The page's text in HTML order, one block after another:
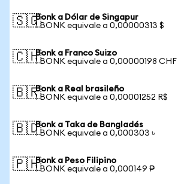
🇸🇬Bonk a Dólar de Singapur
1 BONK equivale a 0,00000313 $
🇨🇭Bonk a Franco Suizo
1 BONK equivale a 0,00000198 CHF
🇧🇷Bonk a Real brasileño
1 BONK equivale a 0,00001252 R$
🇧🇩Bonk a Taka de Bangladés
1 BONK equivale a 0,000303 ৳
🇵🇭Bonk a Peso Filipino
1 BONK equivale a 0,000149 ₱